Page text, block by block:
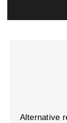
Alternative